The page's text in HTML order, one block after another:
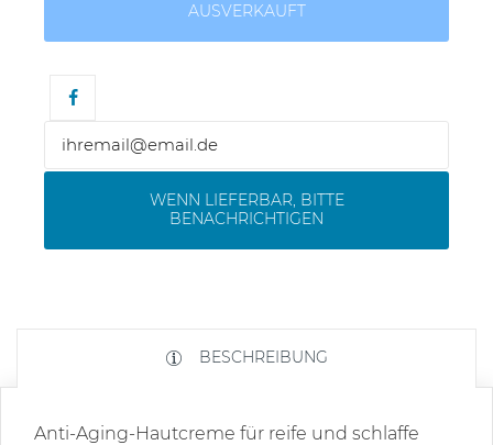
AUSVERKAUFT
WENN LIEFERBAR, BITTE
BENACHRICHTIGEN
BESCHREIBUNG
Anti-Aging-Hautcreme für reife und schlaffe